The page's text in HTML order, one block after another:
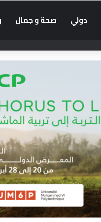
دولي صحة و جمال